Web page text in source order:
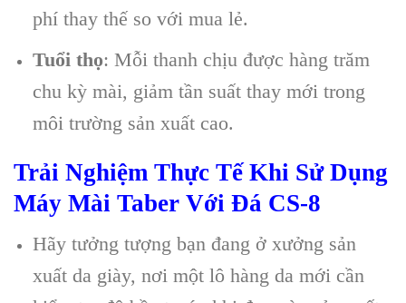
phí thay thế so với mua lẻ.
Tuổi thọ: Mỗi thanh chịu được hàng trăm
chu kỳ mài, giảm tần suất thay mới trong
môi trường sản xuất cao.
Trải Nghiệm Thực Tế Khi Sử Dụng
Máy Mài Taber Với Đá CS-8
Hãy tưởng tượng bạn đang ở xưởng sản
xuất da giày, nơi một lô hàng da mới cần